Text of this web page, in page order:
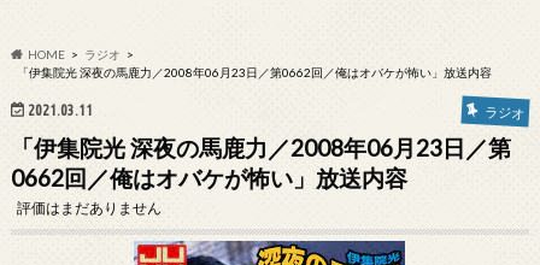
HOME
ラジオ
「伊集院光 深夜の馬鹿力／2008年06月23日／第0662回／俺はオバケが怖い」放送内容
2021.03.11 ラジオ
「伊集院光 深夜の馬鹿力／2008年06月23日／第
0662回／俺はオバケが怖い」放送内容
評価はまだありません